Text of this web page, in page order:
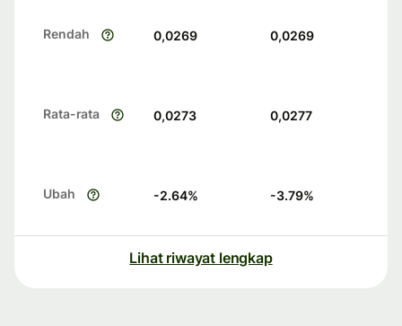
Rendah 0,0269 0,0269
Rata-rata 0,0273 0,0277
Ubah -2.64% -3.79%
Lihat riwayat lengkap